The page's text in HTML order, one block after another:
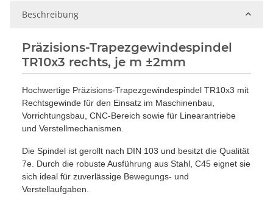
Beschreibung
Präzisions-Trapezgewindespindel
TR10x3 rechts, je m ±2mm
Hochwertige Präzisions-Trapezgewindespindel TR10x3 mit
Rechtsgewinde für den Einsatz im Maschinenbau,
Vorrichtungsbau, CNC-Bereich sowie für Linearantriebe
und Verstellmechanismen.
Die Spindel ist gerollt nach DIN 103 und besitzt die Qualität
7e. Durch die robuste Ausführung aus Stahl, C45 eignet sie
sich ideal für zuverlässige Bewegungs- und
Verstellaufgaben.